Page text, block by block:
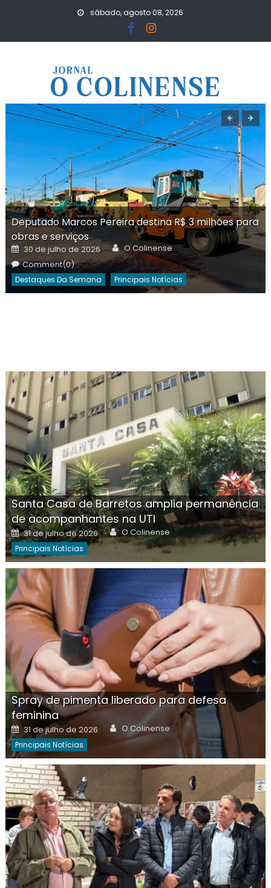
sábado, agosto 08, 2026
Deputado Marcos Pereira destina R$ 3 milhões para
obras e serviços
Posted
on
30 de julho de 2026 Author
O Colinense
Comment(0)
Destaques Da Semana Principais Notícias
Santa Casa de Barretos amplia permanência
de acompanhantes na UTI
Posted
on
31 de julho de 2026 Author
O Colinense
Principais Notícias
Spray de pimenta liberado para defesa
feminina
Posted
on
31 de julho de 2026 Author
O Colinense
Principais Notícias